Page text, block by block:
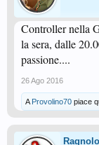
Controller nella
la sera, dalle
passione....
26 Ago 2016
A Provolino70 piace
Ragnolo